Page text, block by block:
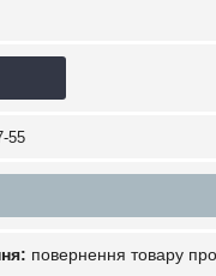
55
повернення товару